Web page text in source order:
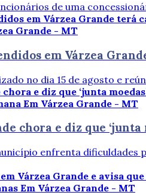
de uma
Grande - MT
em Várzea
no dia 15 de agosto e
Em Várzea Grande - MT
chora e diz que ‘junta
enfrenta dificuldades
Em Várzea Grande - MT